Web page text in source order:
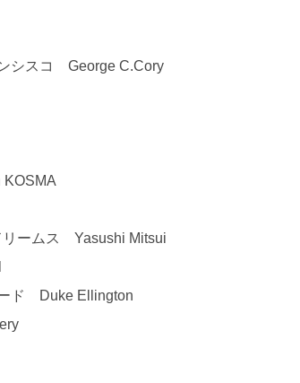
シスコ George C.Cory
リームス Yasushi Mitsui
ード Duke Ellington